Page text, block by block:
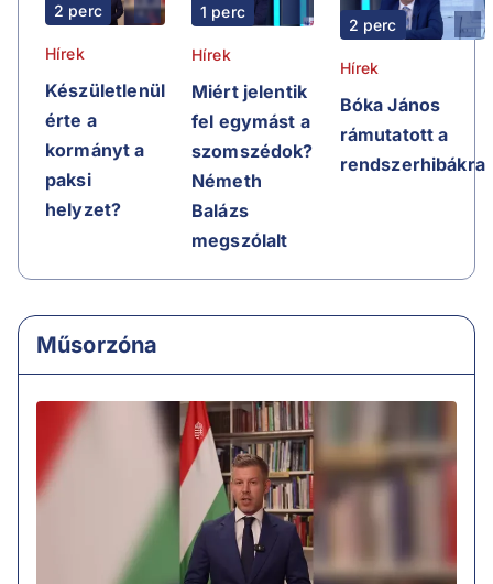
2 perc
Hírek
Készületlenül
érte a
kormányt a
paksi
helyzet?
1 perc
Hírek
Miért jelentik
fel egymást a
szomszédok?
Németh
Balázs
megszólalt
2 perc
Hírek
Bóka János
rámutatott a
rendszerhibákra
Műsorzóna